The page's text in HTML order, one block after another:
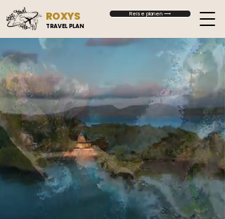
ROXYS
TRAVEL PLAN
Reise planen ⟶